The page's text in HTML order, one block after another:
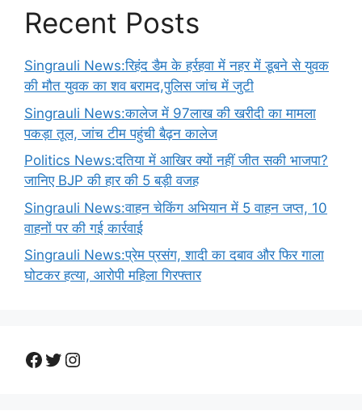
Recent Posts
Singrauli News:रिहंद डैम के हर्रहवा में नहर में डूबने से युवक
की मौत युवक का शव बरामद,पुलिस जांच में जुटी
Singrauli News:कालेज में 97लाख की खरीदी का मामला
पकड़ा तूल, जांच टीम पहुंची बैढ़न कालेज
Politics News:दतिया में आखिर क्यों नहीं जीत सकी भाजपा?
जानिए BJP की हार की 5 बड़ी वजह
Singrauli News:वाहन चेकिंग अभियान में 5 वाहन जप्त, 10
वाहनों पर की गई कार्रवाई
Singrauli News:प्रेम प्रसंग, शादी का दबाव और फिर गाला
घोटकर हत्या, आरोपी महिला गिरफ्तार
Facebook
Twitter
Instagram